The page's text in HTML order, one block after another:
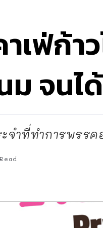
เฟ่ก้า
จนไ
จำที่ทำการพรร